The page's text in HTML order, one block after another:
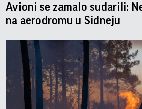
Avioni se zamalo sudarili:
na aerodromu u Sidneju